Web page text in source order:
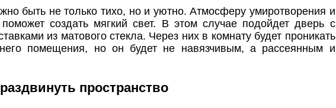
быть не только тихо, но и уютно. Атмосферу умиротворения и
поможет создать мягкий свет. В этом случае подойдет дверь с
из матового стекла. Через них в комнату будет проникать
помещения, но он будет не навязчивым, а рассеянным и
пространство